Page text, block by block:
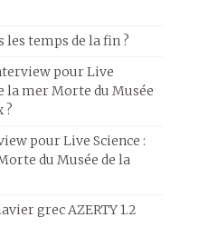
les temps de la fin ?
pour Live
la mer Morte du Musée
?
pour Live Science :
du Musée de la
grec AZERTY 1.2